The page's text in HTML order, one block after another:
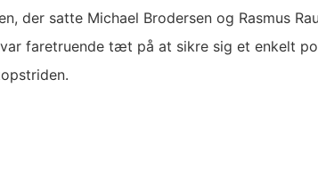
satte Michael Brodersen og Rasmus
faretruende tæt på at sikre sig et enkelt